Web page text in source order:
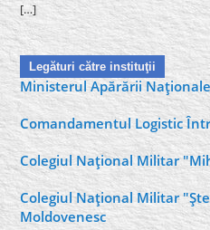
[…]
Legături către instituţii
Ministerul Apărării
Comandamentul Logistic
Colegiul Naţional Militar
Colegiul Naţional Militar
Moldovenesc